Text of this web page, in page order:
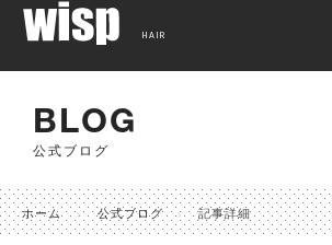
BLOG
公式ブログ
ホーム 公式ブログ 記事詳細
HAIR